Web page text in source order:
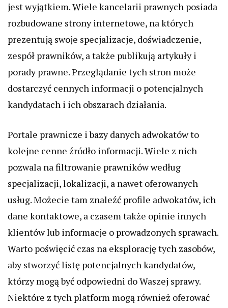
jest wyjątkiem. Wiele kancelarii prawnych posiada
rozbudowane strony internetowe, na których
prezentują swoje specjalizacje, doświadczenie,
zespół prawników, a także publikują artykuły i
porady prawne. Przeglądanie tych stron może
dostarczyć cennych informacji o potencjalnych
kandydatach i ich obszarach działania.
Portale prawnicze i bazy danych adwokatów to
kolejne cenne źródło informacji. Wiele z nich
pozwala na filtrowanie prawników według
specjalizacji, lokalizacji, a nawet oferowanych
usług. Możecie tam znaleźć profile adwokatów, ich
dane kontaktowe, a czasem także opinie innych
klientów lub informacje o prowadzonych sprawach.
Warto poświęcić czas na eksplorację tych zasobów,
aby stworzyć listę potencjalnych kandydatów,
którzy mogą być odpowiedni do Waszej sprawy.
Niektóre z tych platform mogą również oferować